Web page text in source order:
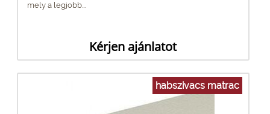
mely a legjobb...
Kérjen ajánlatot
habszivacs matrac